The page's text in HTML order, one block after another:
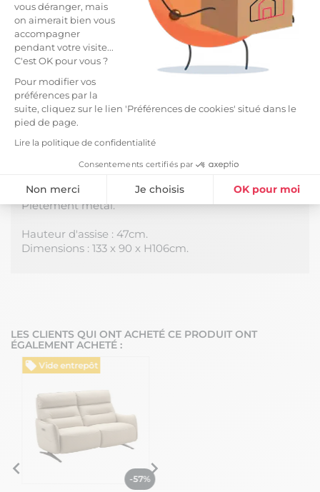
vous déranger, mais
on aimerait bien vous
accompagner
pendant votre visite...
C'est OK pour vous ?
Pour modifier vos
préférences par la
suite, cliquez sur le lien 'Préférences de cookies' situé dans le
pied de page.
Lire la politique de confidentialité
Consentements certifiés par
Non merci Je choisis OK pour moi
Axeptio consent
Plateforme de Gestion du Consentement : Personnalisez vos
Notre plateforme vous permet d'adapter et de gérer vos
Un canapé au confort exceptionnel et au design
soigné pour vos moments de détente.
Son système électrique possède une fonction relax
zéro gravité, des têtières multiposition et un port
USB.
Poids maximum conseillé : 120kg.
pour le dossier.
Revêtement assises et dossiers en cuir,
dossiers et accoudoirs fibre.
Piétement métal.
Hauteur d'assise : 47cm.
Dimensions : 133 x 90 x H106cm.
LES CLIENTS QUI ONT ACHETÉ CE PRODUIT ONT
ÉGALEMENT ACHETÉ :
Vide entrepôt
-57%